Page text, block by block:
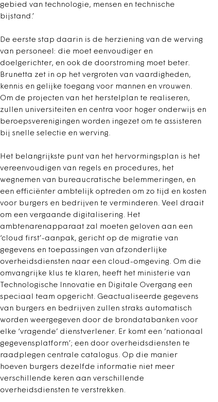
gebied van technologie, mensen en technische
bijstand.’
De eerste stap daarin is de herziening van de werving
van personeel: die moet eenvoudiger en
doelgerichter, en ook de doorstroming moet beter.
Brunetta zet in op het vergroten van vaardigheden,
kennis en gelijke toegang voor mannen en vrouwen.
Om de projecten van het herstelplan te realiseren,
zullen universiteiten en centra voor hoger onderwijs en
beroepsverenigingen worden ingezet om te assisteren
bij snelle selectie en werving.
Het belangrijkste punt van het hervormingsplan is het
vereenvoudigen van regels en procedures, het
wegnemen van bureaucratische belemmeringen, en
een efficiënter ambtelijk optreden om zo tijd en kosten
voor burgers en bedrijven te verminderen. Veel draait
om een vergaande digitalisering. Het
ambtenarenapparaat zal moeten geloven aan een
‘cloud first’-aanpak, gericht op de migratie van
gegevens en toepassingen van afzonderlijke
overheidsdiensten naar een cloud-omgeving. Om die
omvangrijke klus te klaren, heeft het ministerie van
Technologische Innovatie en Digitale Overgang een
speciaal team opgericht. Geactualiseerde gegevens
van burgers en bedrijven zullen straks automatisch
worden weergegeven door de brondatabanken voor
elke ‘vragende’ dienstverlener. Er komt een ‘nationaal
gegevensplatform’; een door overheidsdiensten te
raadplegen centrale catalogus. Op die manier
hoeven burgers dezelfde informatie niet meer
verschillende keren aan verschillende
overheidsdiensten te verstrekken.